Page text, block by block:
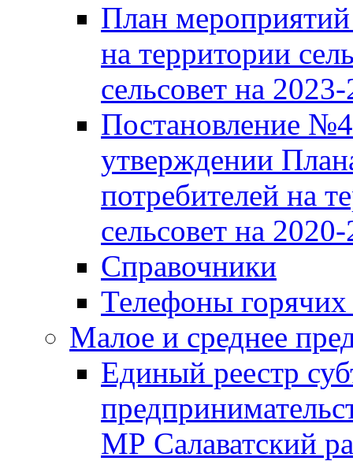
План
на территории
сельсовет на
Постановление
утверждении
потребителей на
сельсовет на 2020-
Справочники
Телефоны
Малое и среднее
Единый реестр
МР Салаватский